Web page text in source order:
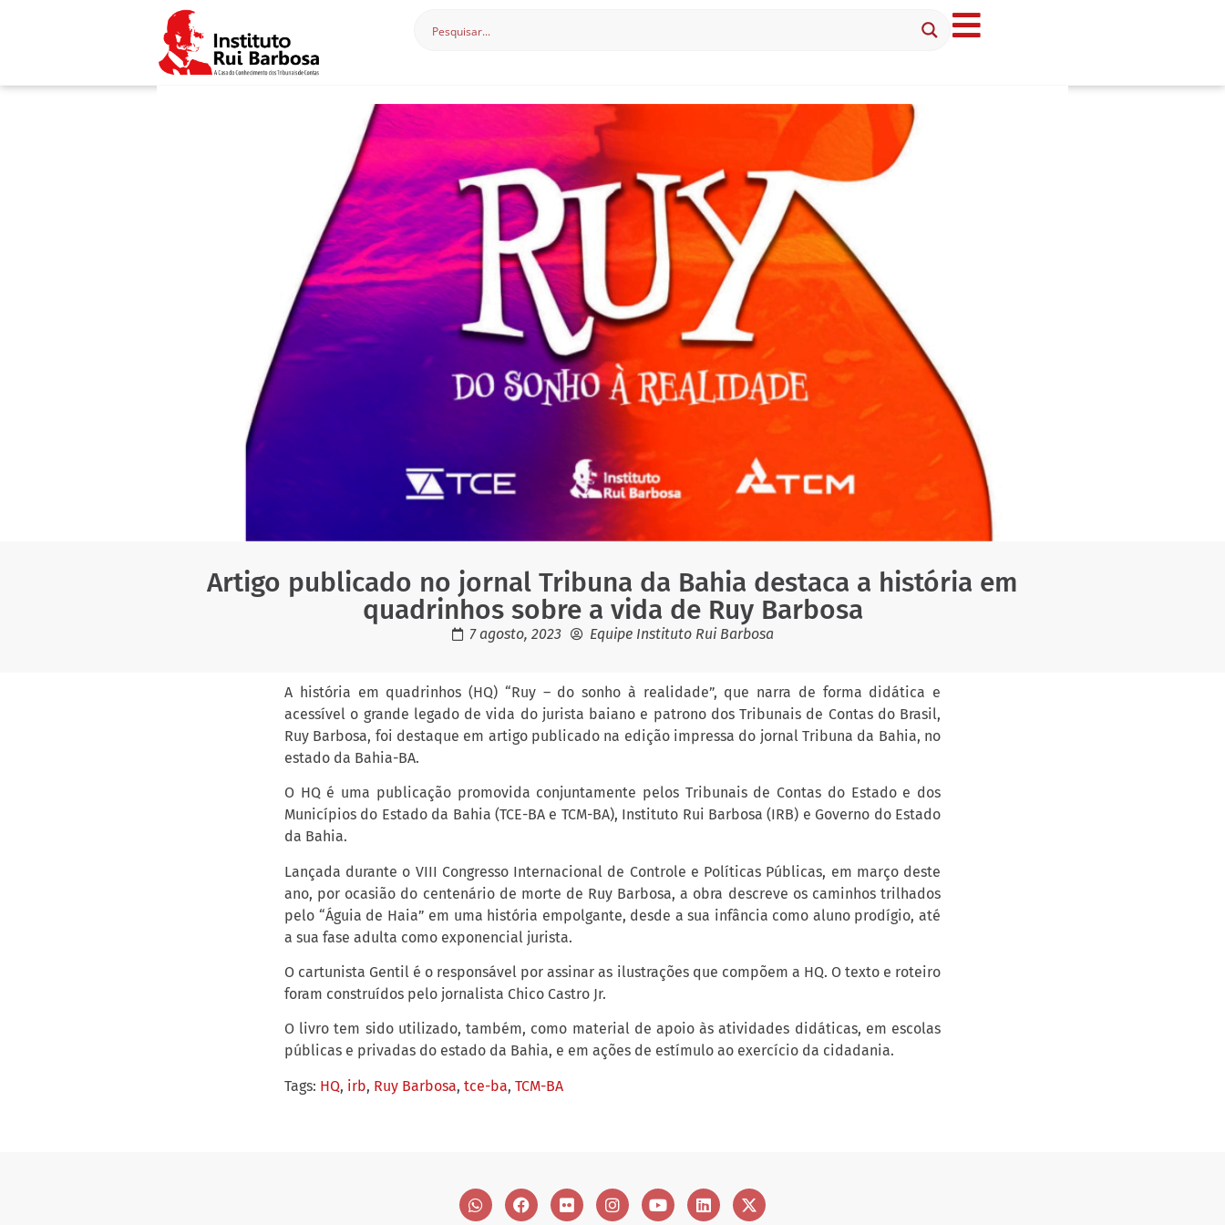
Artigo publicado no jornal Tribuna da Bahia destaca a história em
quadrinhos sobre a vida de Ruy Barbosa
7 agosto, 2023 Equipe Instituto Rui Barbosa
A história em quadrinhos (HQ) “Ruy – do sonho à realidade”, que narra de forma didática e
acessível o grande legado de vida do jurista baiano e patrono dos Tribunais de Contas do Brasil,
Ruy Barbosa, foi destaque em artigo publicado na edição impressa do jornal Tribuna da Bahia, no
estado da Bahia-BA.
O HQ é uma publicação promovida conjuntamente pelos Tribunais de Contas do Estado e dos
Municípios do Estado da Bahia (TCE-BA e TCM-BA), Instituto Rui Barbosa (IRB) e Governo do Estado
da Bahia.
Lançada durante o VIII Congresso Internacional de Controle e Políticas Públicas, em março deste
ano, por ocasião do centenário de morte de Ruy Barbosa, a obra descreve os caminhos trilhados
pelo “Águia de Haia” em uma história empolgante, desde a sua infância como aluno prodígio, até
a sua fase adulta como exponencial jurista.
O cartunista Gentil é o responsável por assinar as ilustrações que compõem a HQ. O texto e roteiro
foram construídos pelo jornalista Chico Castro Jr.
O livro tem sido utilizado, também, como material de apoio às atividades didáticas, em escolas
públicas e privadas do estado da Bahia, e em ações de estímulo ao exercício da cidadania.
Tags: HQ, irb, Ruy Barbosa, tce-ba, TCM-BA